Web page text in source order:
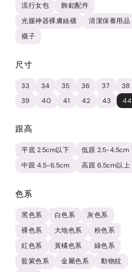
流行女包
飾釦配件
光腿神器裸膚絲襪
清潔保養用品
襪子
尺寸
33 34 35 36 37
38
39
40 41 42 43 44
跟高
平底 2.5cm以下
低跟 2.5-4.5cm
中跟 4.5-6.5cm
高跟 6.5cm以上
色系
黑色系 白色系
灰色系
裸色系
大地色系
粉色系
紅色系
黃橘色系
綠色系
藍紫色系
金屬色系 動物紋